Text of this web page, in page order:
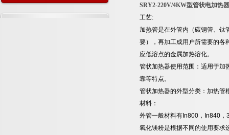
多少？
SRY2-220V/4KW型管状电加热
工艺:
加热管是在外管内（碳钢管、钛
要），再加工成用户所需要的各
应低溶点的金属加热溶化。
管状加热器使用范围：适用于加
靠等特点。
管状加热器的外型分类：加热管
材料：
外管一般材料有In800，In840
氧化镁粉是根据不同的使用要求